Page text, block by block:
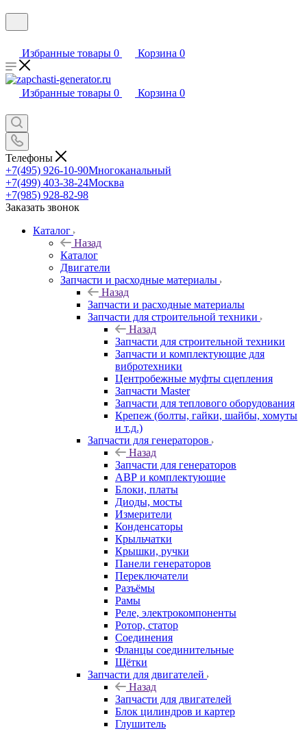
Избранные товары 0 Корзина 0
Избранные товары 0 Корзина 0
Телефоны
+7(495) 926-10-90Многоканальный
+7(499) 403-38-24Москва
+7(985) 928-82-98
Заказать звонок
Каталог
Назад
Каталог
Двигатели
Запчасти и расходные материалы
Назад
Запчасти и расходные материалы
Запчасти для строительной техники
Назад
Запчасти для строительной техники
Запчасти и комплектующие для
вибротехники
Центробежные муфты сцепления
Запчасти Master
Запчасти для теплового оборудования
Крепеж (болты, гайки, шайбы, хомуты
и т.д.)
Запчасти для генераторов
Назад
Запчасти для генераторов
АВР и комплектующие
Блоки, платы
Диоды, мосты
Измерители
Конденсаторы
Крыльчатки
Крышки, ручки
Панели генераторов
Переключатели
Разъёмы
Рамы
Реле, электрокомпоненты
Ротор, статор
Соединения
Фланцы соединительные
Щётки
Запчасти для двигателей
Назад
Запчасти для двигателей
Блок цилиндров и картер
Глушитель